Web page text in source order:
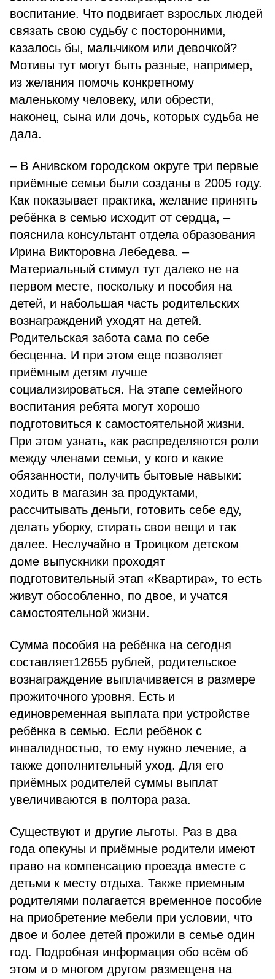
воспитание. Что подвигает взрослых людей
связать свою судьбу с посторонними,
казалось бы, мальчиком или девочкой?
Мотивы тут могут быть разные, например,
из желания помочь конкретному
маленькому человеку, или обрести,
наконец, сына или дочь, которых судьба не
дала.
– В Анивском городском округе три первые
приёмные семьи были созданы в 2005 году.
Как показывает практика, желание принять
ребёнка в семью исходит от сердца, –
пояснила консультант отдела образования
Ирина Викторовна Лебедева. –
Материальный стимул тут далеко не на
первом месте, поскольку и пособия на
детей, и набольшая часть родительских
вознаграждений уходят на детей.
Родительская забота сама по себе
бесценна. И при этом еще позволяет
приёмным детям лучше
социализироваться. На этапе семейного
воспитания ребята могут хорошо
подготовиться к самостоятельной жизни.
При этом узнать, как распределяются роли
между членами семьи, у кого и какие
обязанности, получить бытовые навыки:
ходить в магазин за продуктами,
рассчитывать деньги, готовить себе еду,
делать уборку, стирать свои вещи и так
далее. Неслучайно в Троицком детском
доме выпускники проходят
подготовительный этап «Квартира», то есть
живут обособленно, по двое, и учатся
самостоятельной жизни.
Сумма пособия на ребёнка на сегодня
составляет12655 рублей, родительское
вознаграждение выплачивается в размере
прожиточного уровня. Есть и
единовременная выплата при устройстве
ребёнка в семью. Если ребёнок с
инвалидностью, то ему нужно лечение, а
также дополнительный уход. Для его
приёмных родителей суммы выплат
увеличиваются в полтора раза.
Существуют и другие льготы. Раз в два
года опекуны и приёмные родители имеют
право на компенсацию проезда вместе с
детьми к месту отдыха. Также приемным
родителями полагается временное пособие
на приобретение мебели при условии, что
двое и более детей прожили в семье один
год. Подробная информация обо всём об
этом и о многом другом размещена на